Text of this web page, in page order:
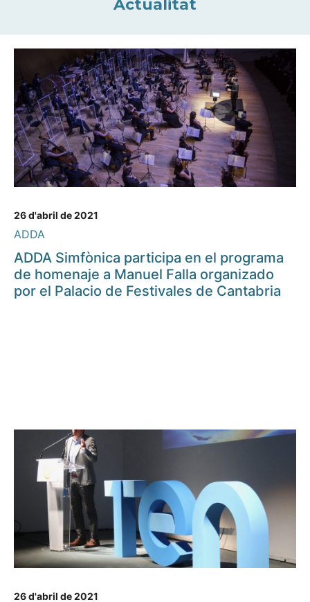
Actualitat
26 d'abril de 2021
ADDA
ADDA Simfònica participa en el programa
de homenaje a Manuel Falla organizado
por el Palacio de Festivales de Cantabria
26 d'abril de 2021